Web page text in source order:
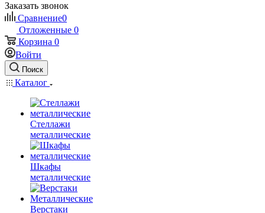
Заказать звонок
Сравнение0
Отложенные 0
Корзина 0
Войти
Поиск
Каталог
Стеллажи
металлические
Шкафы
металлические
Верстаки